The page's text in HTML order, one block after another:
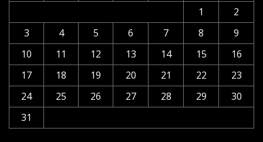
1
2
3
4 5 6 7 8
9
10
11 12 13 14 15
16
17
18 19 20 21 22
23
24
25 26 27 28 29
30
31